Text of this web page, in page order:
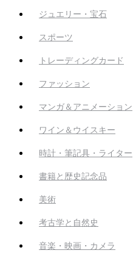
ジュエリー・宝石
スポーツ
トレーディングカード
ファッション
マンガ＆アニメーション
ワイン＆ウイスキー
時計・筆記具・ライター
書籍と歴史記念品
美術
考古学と自然史
音楽・映画・カメラ